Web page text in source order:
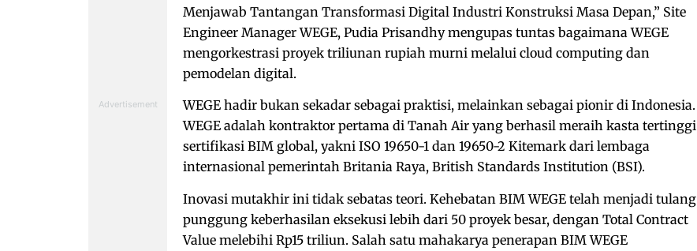
Menjawab Tantangan Transformasi Digital Industri Konstruksi Masa Depan,” Site
Engineer Manager WEGE, Pudia Prisandhy mengupas tuntas bagaimana WEGE
mengorkestrasi proyek triliunan rupiah murni melalui cloud computing dan
pemodelan digital.
WEGE hadir bukan sekadar sebagai praktisi, melainkan sebagai pionir di Indonesia.
WEGE adalah kontraktor pertama di Tanah Air yang berhasil meraih kasta tertinggi
sertifikasi BIM global, yakni ISO 19650-1 dan 19650-2 Kitemark dari lembaga
internasional pemerintah Britania Raya, British Standards Institution (BSI).
Inovasi mutakhir ini tidak sebatas teori. Kehebatan BIM WEGE telah menjadi tulang
punggung keberhasilan eksekusi lebih dari 50 proyek besar, dengan Total Contract
Value melebihi Rp15 triliun. Salah satu mahakarya penerapan BIM WEGE